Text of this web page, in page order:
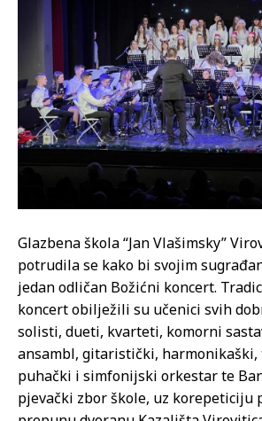
Glazbena škola “Jan Vlašimsky”
potrudila se kako bi svojim
jedan odličan Božićni koncert.
koncert obilježili su učenici svih
solisti, dueti, kvarteti, komorni
ansambl, gitaristički, harmonikaški,
puhački i simfonijski orkestar te
pjevački zbor škole, uz korepeticiju